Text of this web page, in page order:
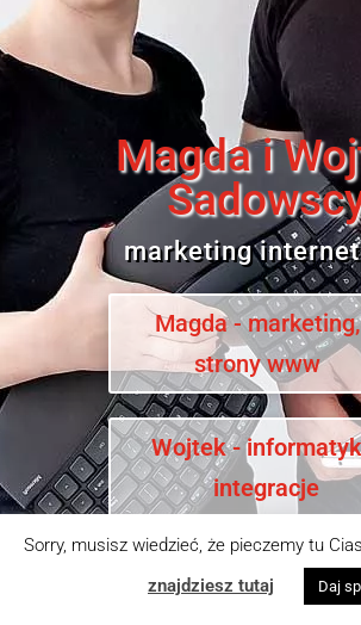
Magda i
marketing
Magda - marketing,
strony www
Wojtek -
integracje
Sorry, musisz wiedzieć, że pieczemy tu
znajdziesz tutaj
Daj